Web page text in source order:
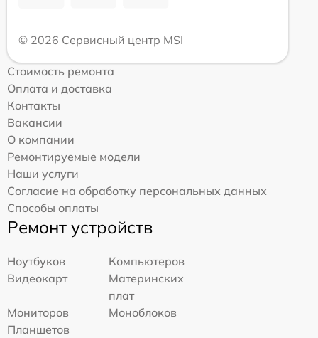
© 2026 Сервисный центр MSI
Стоимость ремонта
Оплата и доставка
Контакты
Вакансии
О компании
Ремонтируемые модели
Наши услуги
Согласие на обработку персональных данных
Способы оплаты
Ремонт устройств
Ноутбуков
Компьютеров
Видеокарт
Материнских
плат
Мониторов
Моноблоков
Планшетов